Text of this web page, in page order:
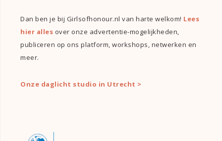
Dan ben je bij Girlsofhonour.nl van harte welkom! Lees
hier alles over onze advertentie-mogelijkheden,
publiceren op ons platform, workshops, netwerken en
meer.
Onze daglicht studio in Utrecht >